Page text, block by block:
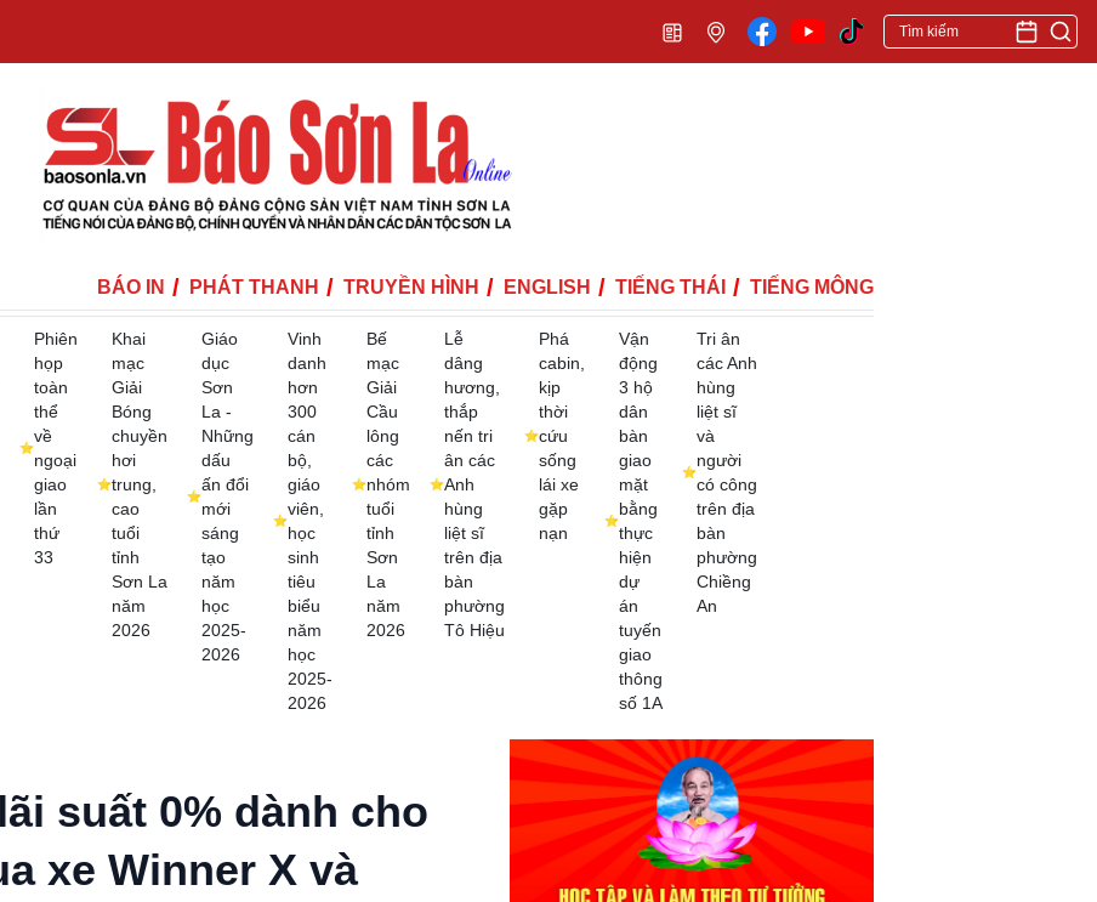
BÁO IN PHÁT THANH TRUYỀN HÌNH ENGLISH TIẾNG THÁI TIẾNG MÔNG
Phiên
họp
toàn
thể
về
ngoại
giao
lần
thứ
33
Khai
mạc
Giải
Bóng
chuyền
hơi
trung,
cao
tuổi
tỉnh
Sơn La
năm
2026
Giáo
dục
Sơn
La -
Những
dấu
ấn đổi
mới
sáng
tạo
năm
học
2025-
2026
Vinh
danh
hơn
300
cán
bộ,
giáo
viên,
học
sinh
tiêu
biểu
năm
học
2025-
2026
Bế
mạc
Giải
Cầu
lông
các
nhóm
tuổi
tỉnh
Sơn
La
năm
2026
Lễ
dâng
hương,
thắp
nến tri
ân các
Anh
hùng
liệt sĩ
trên địa
bàn
phường
Tô Hiệu
Phá
cabin,
kịp
thời
cứu
sống
lái xe
gặp
nạn
Vận
động
3 hộ
dân
bàn
giao
mặt
bằng
thực
hiện
dự
án
tuyến
giao
thông
số 1A
Tri ân
các Anh
hùng
liệt sĩ
và
người
có công
trên địa
bàn
phường
Chiềng
An
suất 0% dành cho
xe Winner X và